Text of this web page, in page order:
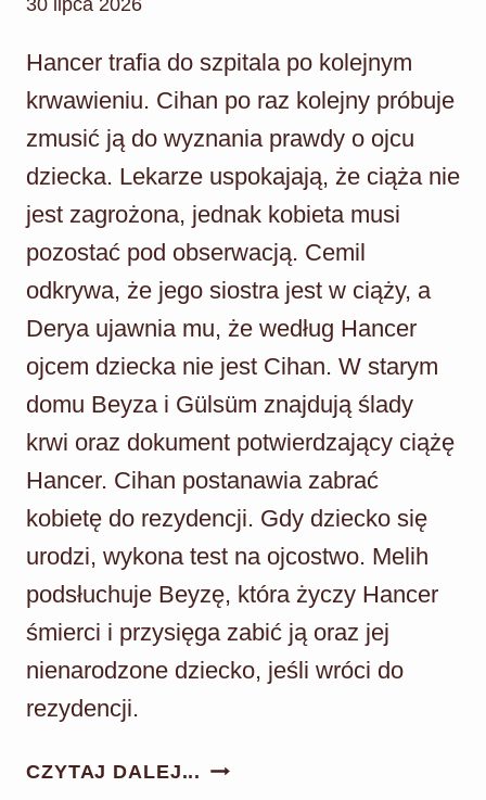
Hancer trafia do szpitala po kolejnym
krwawieniu. Cihan po raz kolejny próbuje
zmusić ją do wyznania prawdy o ojcu
dziecka. Lekarze uspokajają, że ciąża nie
jest zagrożona, jednak kobieta musi
pozostać pod obserwacją. Cemil
odkrywa, że jego siostra jest w ciąży, a
Derya ujawnia mu, że według Hancer
ojcem dziecka nie jest Cihan. W starym
domu Beyza i Gülsüm znajdują ślady
krwi oraz dokument potwierdzający ciążę
Hancer. Cihan postanawia zabrać
kobietę do rezydencji. Gdy dziecko się
urodzi, wykona test na ojcostwo. Melih
podsłuchuje Beyzę, która życzy Hancer
śmierci i przysięga zabić ją oraz jej
nienarodzone dziecko, jeśli wróci do
rezydencji.
CZYTAJ DALEJ... PANNA